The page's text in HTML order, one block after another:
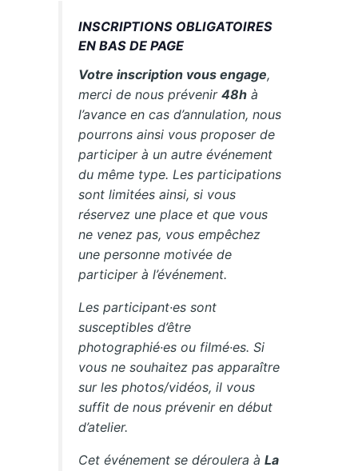
INSCRIPTIONS OBLIGATOIRES
EN BAS DE PAGE
Votre inscription vous engage,
merci de nous prévenir48h à
l’avance en cas d’annulation, nous
pourrons ainsi vous proposer de
participer à un autre événement
du même type. Les participations
sont limitées ainsi, si vous
réservez une place et que vous
ne venez pas, vous empêchez
une personne motivée de
participer à l’événement.
Les participant·es sont
susceptibles d’être
photographié·es ou filmé·es. Si
vous ne souhaitez pas apparaître
sur les photos/vidéos, il vous
suffit de nous prévenir en début
d’atelier.
Cet événement se déroulera à La